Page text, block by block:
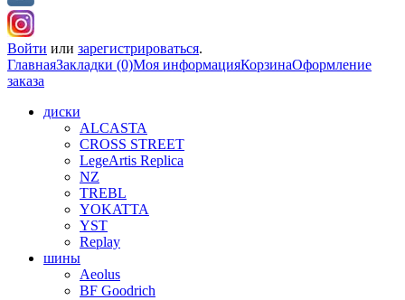
Войти или зарегистрироваться.
ГлавнаяЗакладки (0)Моя информацияКорзинаОформление
заказа
диски
ALCASTA
CROSS STREET
LegeArtis Replica
NZ
TREBL
YOKATTA
YST
Replay
шины
Aeolus
BF Goodrich